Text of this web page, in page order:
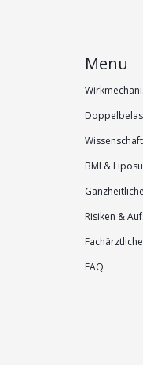
Menu
BMI &
Risiken &
FAQ